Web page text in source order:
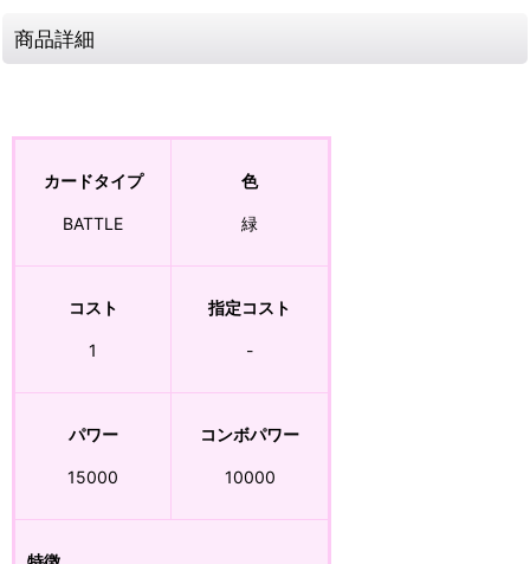
商品詳細
カードタイプ
BATTLE
色
緑
コスト
1
指定コスト
-
パワー
15000
コンボパワー
10000